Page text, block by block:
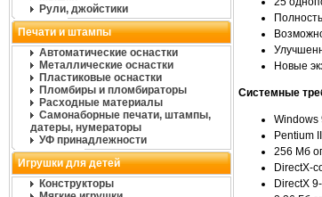
Рули, джойстики
Печати и штампы
Автоматические оснастки
Металлические оснастки
Пластиковые оснастки
Пломбиры и пломбираторы
Расходные материалы
Самонаборные печати, штампы,
датеры, нумераторы
УФ принадлежности
Игрушки для детей
Конструкторы
Новые
Системные
Windows
Pentium
256 Мб
DirectX-
DirectX